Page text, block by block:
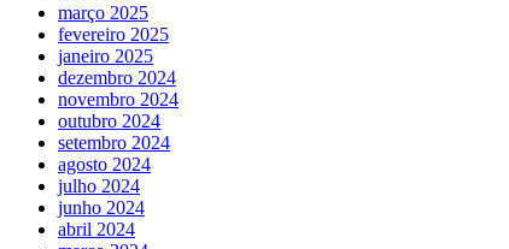
março 2025
fevereiro 2025
janeiro 2025
dezembro 2024
novembro 2024
outubro 2024
setembro 2024
agosto 2024
julho 2024
junho 2024
abril 2024